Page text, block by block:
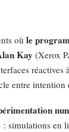
oùle
Kay(Xerox
réactives
entre intention
en